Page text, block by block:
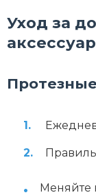
Уход за
Меняйте